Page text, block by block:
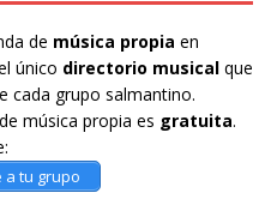
de música propia en
único directorio musical que
cada grupo salmantino.
música propia es gratuita.
a tu grupo